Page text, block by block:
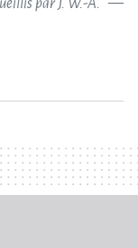
par J. W.-A.